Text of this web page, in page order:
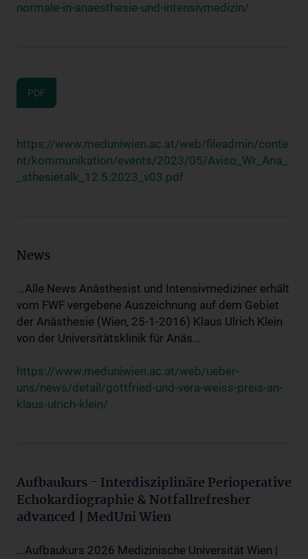
normale-in-anaesthesie-und-intensivmedizin/
PDF
https://www.meduniwien.ac.at/web/fileadmin/conte
nt/kommunikation/events/2023/05/Aviso_Wr_Ana_
_sthesietalk_12.5.2023_v03.pdf
News
...Alle News Anästhesist und Intensivmediziner erhält
vom FWF vergebene Auszeichnung auf dem Gebiet
der Anästhesie (Wien, 25-1-2016) Klaus Ulrich Klein
von der Universitätsklinik für Anäs...
https://www.meduniwien.ac.at/web/ueber-
uns/news/detail/gottfried-und-vera-weiss-preis-an-
klaus-ulrich-klein/
Aufbaukurs - Interdisziplinäre Perioperative
Echokardiographie & Notfallrefresher
advanced | MedUni Wien
...Aufbaukurs 2026 Medizinische Universität Wien |